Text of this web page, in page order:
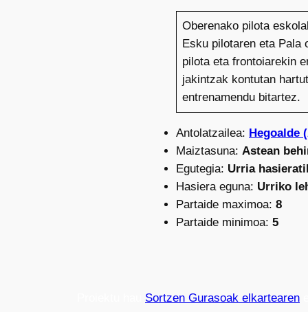
Oberenako pilota
Esku pilotaren eta Pala
pilota eta frontoiarekin
jakintzak kontutan
entrenamendu bitartez.
Antolatzailea: Hegoalde
Maiztasuna: Astean
Egutegia: Urria
Hasiera eguna: Urriko
Partaide maximoa: 8
Partaide minimoa: 5
Sortzen Gurasoak elkartearen